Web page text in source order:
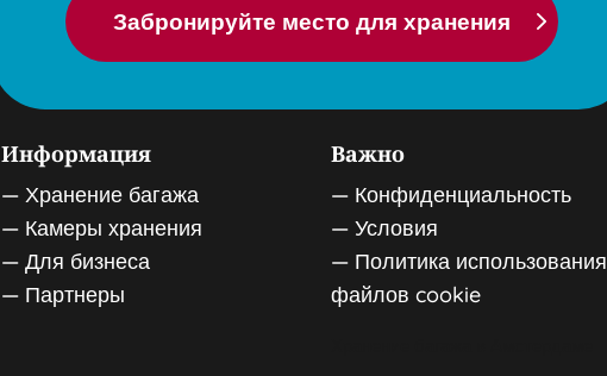
Забронируйте место для хранения
Информация
—Хранение багажа
— Камеры хранения
—Для бизнеса
— Партнеры
Важно
— Конфиденциальность
—Условия
— Политика использования
файлов cookie